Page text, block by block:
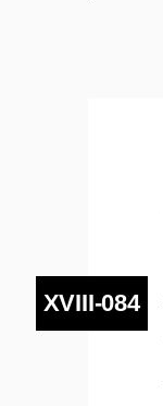
XVIII-084